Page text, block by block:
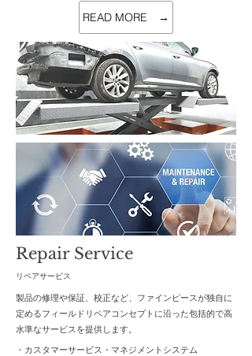
READ MORE →
Repair Service
リペアサービス
製品の修理や保証、校正など、ファインピースが独自に
定めるフィールドリペアコンセプトに沿った包括的で高
水準なサービスを提供します。
・カスタマーサービス・マネジメントシステム